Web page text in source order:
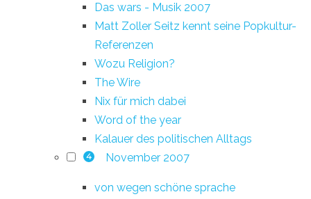
Das wars - Musik 2007
Matt Zoller Seitz kennt seine Popkultur-
Referenzen
Wozu Religion?
The Wire
Nix für mich dabei
Word of the year
Kalauer des politischen Alltags
4 November 2007
von wegen schöne sprache